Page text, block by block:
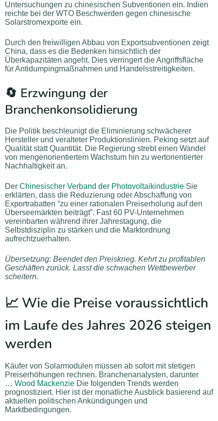
Untersuchungen zu chinesischen Subventionen ein. Indien
reichte bei der WTO Beschwerden gegen chinesische
Solarstromexporte ein.
Durch den freiwilligen Abbau von Exportsubventionen zeigt
China, dass es die Bedenken hinsichtlich der
Überkapazitäten angeht. Dies verringert die Angriffsfläche
für Antidumpingmaßnahmen und Handelsstreitigkeiten.
🔄 Erzwingung der
Branchenkonsolidierung
Die Politik beschleunigt die Eliminierung schwächerer
Hersteller und veralteter Produktionslinien. Peking setzt auf
Qualität statt Quantität. Die Regierung strebt einen Wandel
von mengenorientiertem Wachstum hin zu wertorientierter
Nachhaltigkeit an.
Der Chinesischer Verband der Photovoltaikindustrie Sie
erklärten, dass die Reduzierung oder Abschaffung von
Exportrabatten “zu einer rationalen Preiserholung auf den
Überseemärkten beiträgt”. Fast 60 PV-Unternehmen
vereinbarten während ihrer Jahrestagung, die
Selbstdisziplin zu stärken und die Marktordnung
aufrechtzuerhalten.
Übersetzung: Beendet den Preiskrieg. Kehrt zu profitablen
Geschäften zurück. Lasst die schwachen Wettbewerber
scheitern.
📈 Wie die Preise voraussichtlich
im Laufe des Jahres 2026 steigen
werden
Käufer von Solarmodulen müssen ab sofort mit stetigen
Preiserhöhungen rechnen. Branchenanalysten, darunter
… Wood Mackenzie Die folgenden Trends werden
prognostiziert. Hier ist der monatliche Ausblick basierend auf
aktuellen politischen Ankündigungen und
Marktbedingungen.